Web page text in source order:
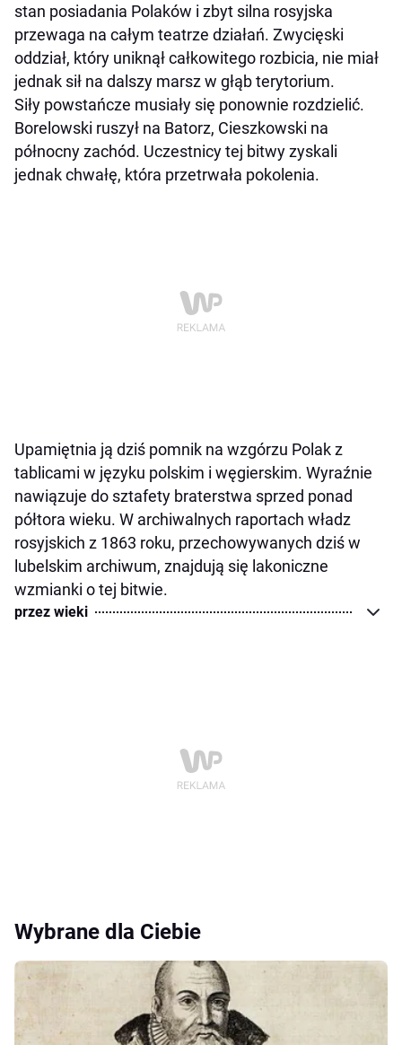
stan posiadania Polaków i zbyt silna rosyjska
przewaga na całym teatrze działań. Zwycięski
oddział, który uniknął całkowitego rozbicia, nie miał
jednak sił na dalszy marsz w głąb terytorium.
Siły powstańcze musiały się ponownie rozdzielić.
Borelowski ruszył na Batorz, Cieszkowski na
północny zachód. Uczestnicy tej bitwy zyskali
jednak chwałę, która przetrwała pokolenia.
Upamiętnia ją dziś pomnik na wzgórzu Polak z
tablicami w języku polskim i węgierskim. Wyraźnie
nawiązuje do sztafety braterstwa sprzed ponad
półtora wieku. W archiwalnych raportach władz
rosyjskich z 1863 roku, przechowywanych dziś w
lubelskim archiwum, znajdują się lakoniczne
wzmianki o tej bitwie.
przez wieki
Wybrane dla Ciebie